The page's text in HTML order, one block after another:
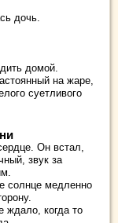
дочь.
домой.
на жаре,
суетливого
Он встал,
звук за
солнце медленно
ждало, когда то